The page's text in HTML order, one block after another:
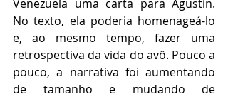
Venezuela uma carta para Agustin.
No texto, ela poderia homenageá-lo
e, ao mesmo tempo, fazer uma
retrospectiva da vida do avô. Pouco a
pouco, a narrativa foi aumentando
de tamanho e mudando de